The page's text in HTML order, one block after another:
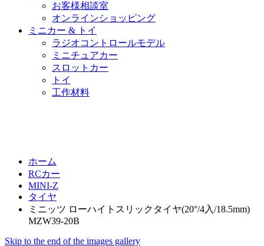
お客様相談室
オンラインショッピング
ミニカー & トイ
ラジオコントロールモデル
ミニチュアカー
スロットカー
トイ
工作材料
ホーム
RCカー
MINI-Z
タイヤ
ミニッツ ローハイトスリックタイヤ(20°/4入/18.5mm)
MZW39-20B
Skip to the end of the images gallery